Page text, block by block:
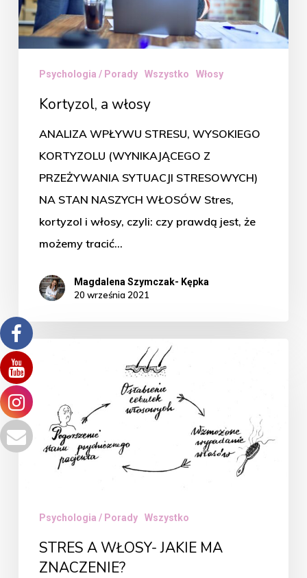
Psychologia / Porady Wszystko Włosy
Kortyzol, a włosy
ANALIZA WPŁYWU STRESU, WYSOKIEGO
KORTYZOLU (WYNIKAJĄCEGO Z
PRZEŻYWANIA SYTUACJI STRESOWYCH)
NA STAN NASZYCH WŁOSÓW Stres,
kortyzol i włosy, czyli: czy prawdą jest, że
możemy tracić…
Magdalena Szymczak- Kępka
20 września 2021
STRES
A
WŁOSY-
JAKIE
MA
ZNACZENIE?
Psychologia / Porady Wszystko
STRES A WŁOSY- JAKIE MA
ZNACZENIE?